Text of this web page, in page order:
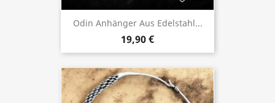
Odin Anhänger Aus Edelstahl...
19,90 €